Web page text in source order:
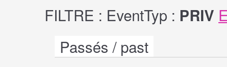
FILTRE : EventTyp : PRIV
Passés / past